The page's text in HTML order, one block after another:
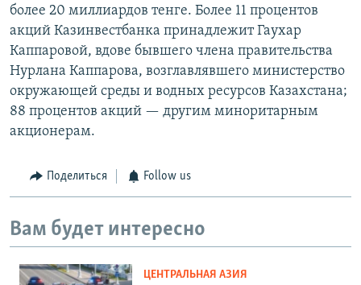
более 20 миллиардов тенге. Более 11 процентов
акций Казинвестбанка принадлежит Гаухар
Каппаровой, вдове бывшего члена правительства
Нурлана Каппарова, возглавлявшего министерство
окружающей среды и водных ресурсов Казахстана;
88 процентов акций — другим миноритарным
акционерам.
Поделиться Follow us
Вам будет интересно
ЦЕНТРАЛЬНАЯ АЗИЯ